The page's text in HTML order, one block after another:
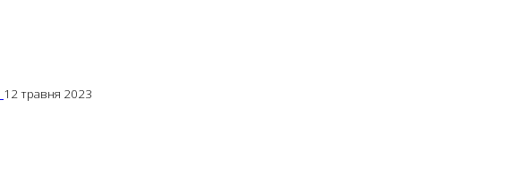
12 травня 2023